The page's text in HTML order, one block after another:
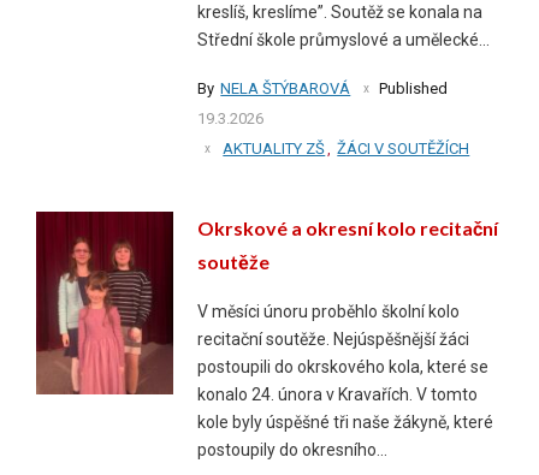
kreslíš, kreslíme”. Soutěž se konala na
Střední škole průmyslové a umělecké...
By NELA ŠTÝBAROVÁ
Published
19.3.2026
AKTUALITY ZŠ
ŽÁCI V SOUTĚŽÍCH
Okrskové a okresní kolo recitační
soutěže
V měsíci únoru proběhlo školní kolo
recitační soutěže. Nejúspěšnější žáci
postoupili do okrskového kola, které se
konalo 24. února v Kravařích. V tomto
kole byly úspěšné tři naše žákyně, které
postoupily do okresního...